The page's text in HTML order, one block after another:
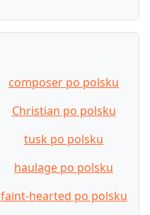
composer po polsku
Christian po polsku
tusk po polsku
haulage po polsku
faint-hearted po polsku